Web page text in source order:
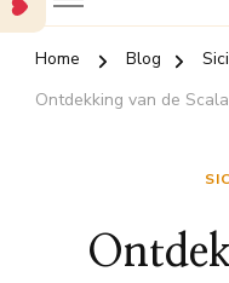
Home Blog
Ontdekking van de